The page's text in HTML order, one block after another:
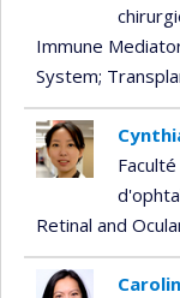
Immune
System;
Retinal and